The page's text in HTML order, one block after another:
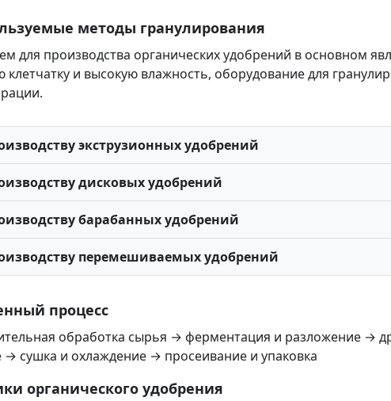
методы гранулирования
для производства органических удобрений в основном
клетчатку и высокую влажность, оборудование для
экструзионных удобрений
дисковых удобрений
барабанных удобрений
перемешиваемых удобрений
процесс
обработка сырья → ферментация и разложение →
→ сушка и охлаждение → просеивание и упаковка
органического удобрения